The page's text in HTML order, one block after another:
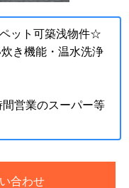
ット可築浅物件☆
き機能・温水洗浄
営業のスーパー等
合わせ